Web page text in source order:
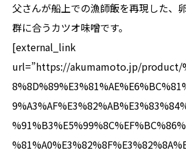
父さんが船上での漁師飯を再現した、
群に合うカツオ味噌です。
[external_link
url=”https://akumamoto.jp/product/